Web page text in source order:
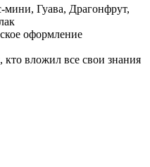
мини, Гуава, Драгонфрут,
оформление
вложил все свои знания